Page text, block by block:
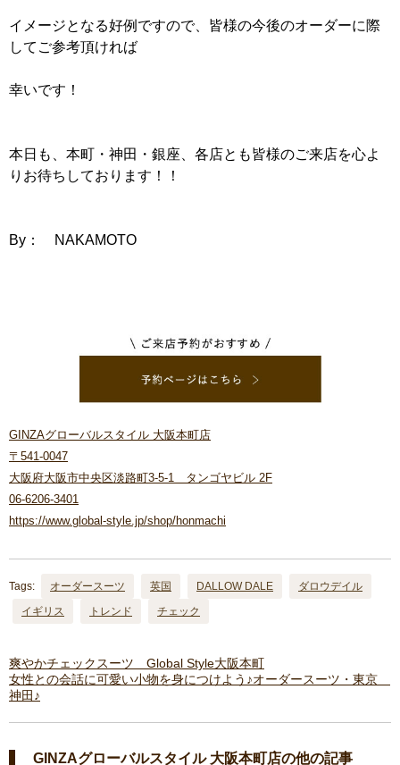
イメージとなる好例ですので、皆様の今後のオーダーに際
してご参考頂ければ
幸いです！
本日も、本町・神田・銀座、各店とも皆様のご来店を心よ
りお待ちしております！！
By： NAKAMOTO
GINZAグローバルスタイル 大阪本町店
〒541-0047
大阪府大阪市中央区淡路町3-5-1 タンゴヤビル 2F
06-6206-3401
https://www.global-style.jp/shop/honmachi
Tags: オーダースーツ 英国 DALLOW DALE
ダロウデイル
イギリス
トレンド チェック
爽やかチェックスーツ Global Style大阪本町
女性との会話に可愛い小物を身につけよう♪オーダースーツ・東京
神田♪
GINZAグローバルスタイル 大阪本町店の他の記事